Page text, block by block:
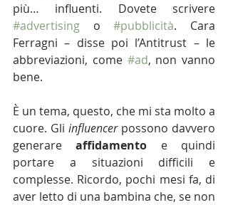
#advertising o #pubblicità. Cara
Ferragni – disse poi l’Antitrust – le
abbreviazioni, come #ad, non vanno
bene.
È un tema, questo, che mi sta molto a
cuore. Gli influencer possono davvero
generare affidamento e quindi
portare a situazioni difficili e
complesse. Ricordo, pochi mesi fa, di
aver letto di una bambina che, se non